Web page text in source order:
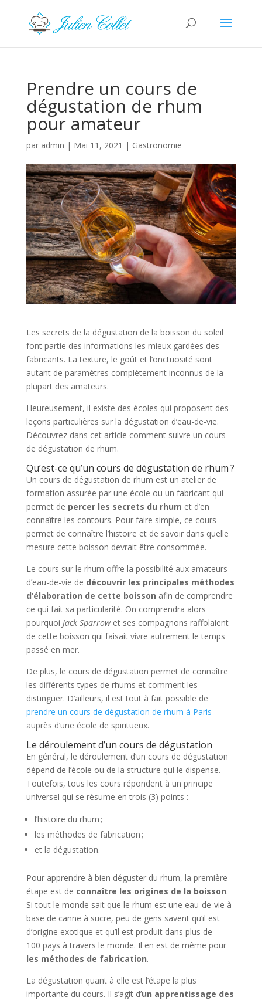
Prendre un cours de
dégustation de rhum
pour amateur
par admin | Mai 11, 2021 | Gastronomie
Les secrets de la dégustation de la boisson du soleil
font partie des informations les mieux gardées des
fabricants. La texture, le goût et l’onctuosité sont
autant de paramètres complètement inconnus de la
plupart des amateurs.
Heureusement, il existe des écoles qui proposent des
leçons particulières sur la dégustation d’eau-de-vie.
Découvrez dans cet article comment suivre un cours
de dégustation de rhum.
Qu’est-ce qu’un cours de dégustation de rhum ?
Un cours de dégustation de rhum est un atelier de
formation assurée par une école ou un fabricant qui
permet de percer les secrets du rhum et d’en
connaître les contours. Pour faire simple, ce cours
permet de connaître l’histoire et de savoir dans quelle
mesure cette boisson devrait être consommée.
Le cours sur le rhum offre la possibilité aux amateurs
d’eau-de-vie de découvrir les principales méthodes
d’élaboration de cette boisson afin de comprendre
ce qui fait sa particularité. On comprendra alors
pourquoi Jack Sparrowet ses compagnons raffolaient
de cette boisson qui faisait vivre autrement le temps
passé en mer.
De plus, le cours de dégustation permet de connaître
les différents types de rhums et comment les
distinguer. D’ailleurs, il est tout à fait possible de
prendre un cours de dégustation de rhum à Paris
auprès d’une école de spiritueux.
Le déroulement d’un cours de dégustation
En général, le déroulement d’un cours de dégustation
dépend de l’école ou de la structure qui le dispense.
Toutefois, tous les cours répondent à un principe
universel qui se résume en trois (3) points :
l’histoire du rhum ;
les méthodes de fabrication ;
et la dégustation.
Pour apprendre à bien déguster du rhum, la première
étape est de connaître les origines de la boisson.
Si tout le monde sait que le rhum est une eau-de-vie à
base de canne à sucre, peu de gens savent qu’il est
d’origine exotique et qu’il est produit dans plus de
100 pays à travers le monde. Il en est de même pour
les méthodes de fabrication.
La dégustation quant à elle est l’étape la plus
importante du cours. Il s’agit d’un apprentissage des